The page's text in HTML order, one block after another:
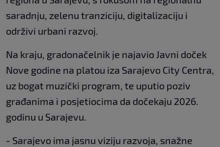
saradnju, zelenu tranziciju, digitalizaciju i
održivi urbani razvoj.
Na kraju, gradonačelnik je najavio Javni doček
Nove godine na platou iza Sarajevo City Centra,
uz bogat muzički program, te uputio poziv
građanima i posjetiocima da dočekaju 2026.
godinu u Sarajevu.
- Sarajevo ima jasnu viziju razvoja, snažne